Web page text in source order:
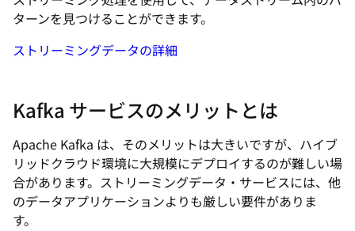
ターンを見つけることができます。
ストリーミングデータの詳細
Kafka サービスのメリットとは
Apache Kafka は、そのメリットは大きいですが、ハイブ
リッドクラウド環境に大規模にデプロイするのが難しい場
合があります。ストリーミングデータ・サービスには、他
のデータアプリケーションよりも厳しい要件がありま
す。